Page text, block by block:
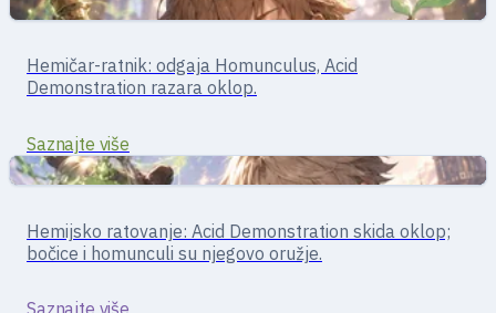
Podrška
Alchemist
Hemičar-ratnik: odgaja Homunculus, Acid
Demonstration razara oklop.
Saznajte više
Podrška
Creator
Hemijsko ratovanje: Acid Demonstration skida oklop;
bočice i homunculi su njegovo oružje.
Saznajte više